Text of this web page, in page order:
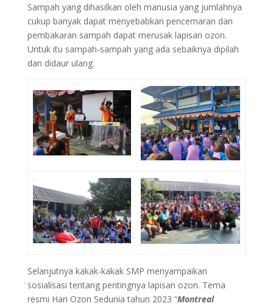
Sampah yang dihasilkan oleh manusia yang jumlahnya
cukup banyak dapat menyebabkan pencemaran dan
pembakaran sampah dapat merusak lapisan ozon.
Untuk itu sampah-sampah yang ada sebaiknya dipilah
dan didaur ulang.
Selanjutnya kakak-kakak SMP menyampaikan
sosialisasi tentang pentingnya lapisan ozon. Tema
resmi Hari Ozon Sedunia tahun 2023 “Montreal